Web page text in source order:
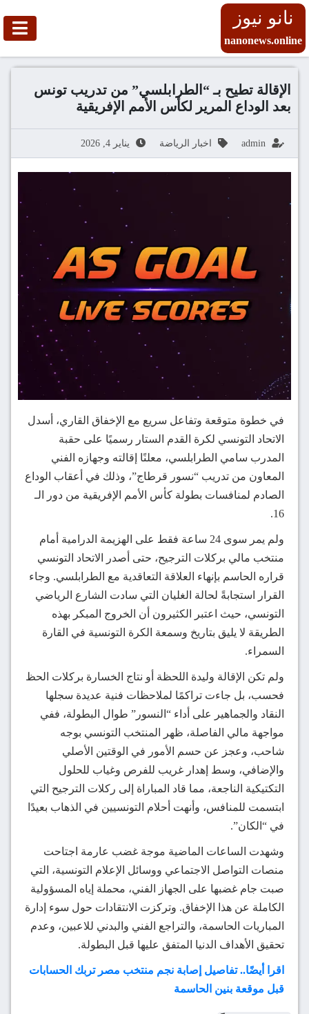
نانو نيوز
nanonews.online
الإقالة تطيح بـ “الطرابلسي” من تدريب تونس
بعد الوداع المرير لكأس الأمم الإفريقية
admin اخبار الرياضة يناير 4, 2026
في خطوة متوقعة وتفاعل سريع مع الإخفاق القاري، أسدل
الاتحاد التونسي لكرة القدم الستار رسميًا على حقبة
المدرب سامي الطرابلسي، معلنًا إقالته وجهازه الفني
المعاون من تدريب “نسور قرطاج”، وذلك في أعقاب الوداع
الصادم لمنافسات بطولة كأس الأمم الإفريقية من دور الـ
16.
ولم يمر سوى 24 ساعة فقط على الهزيمة الدرامية أمام
منتخب مالي بركلات الترجيح، حتى أصدر الاتحاد التونسي
قراره الحاسم بإنهاء العلاقة التعاقدية مع الطرابلسي. وجاء
القرار استجابةً لحالة الغليان التي سادت الشارع الرياضي
التونسي، حيث اعتبر الكثيرون أن الخروج المبكر بهذه
الطريقة لا يليق بتاريخ وسمعة الكرة التونسية في القارة
السمراء.
ولم تكن الإقالة وليدة اللحظة أو نتاج الخسارة بركلات الحظ
فحسب، بل جاءت تراكمًا لملاحظات فنية عديدة سجلها
النقاد والجماهير على أداء “النسور” طوال البطولة، ففي
مواجهة مالي الفاصلة، ظهر المنتخب التونسي بوجه
شاحب، وعجز عن حسم الأمور في الوقتين الأصلي
والإضافي، وسط إهدار غريب للفرص وغياب للحلول
التكتيكية الناجعة، مما قاد المباراة إلى ركلات الترجيح التي
ابتسمت للمنافس، وأنهت أحلام التونسيين في الذهاب بعيدًا
في “الكان”.
وشهدت الساعات الماضية موجة غضب عارمة اجتاحت
منصات التواصل الاجتماعي ووسائل الإعلام التونسية، التي
صبت جام غضبها على الجهاز الفني، محملة إياه المسؤولية
الكاملة عن هذا الإخفاق. وتركزت الانتقادات حول سوء إدارة
المباريات الحاسمة، والتراجع الفني والبدني للاعبين، وعدم
تحقيق الأهداف الدنيا المتفق عليها قبل البطولة.
اقرا أيضًا.. تفاصيل إصابة نجم منتخب مصر تربك الحسابات
قبل موقعة بنين الحاسمة